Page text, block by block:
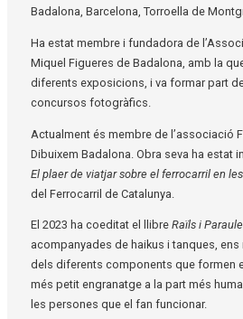
Badalona, Barcelona, Torroella de
Ha estat membre i fundadora de
Miquel Figueres de Badalona, amb la
diferents exposicions, i va formar part
concursos fotogràfics.
Actualment és membre de l’associació
Dibuixem Badalona. Obra seva ha estat
El plaer de viatjar sobre el ferrocarril en
del Ferrocarril de Catalunya.
El 2023 ha coeditat el llibre Raïls i
acompanyades de haikus i tanques,
dels diferents components que formen
més petit engranatge a la part més
les persones que el fan funcionar.